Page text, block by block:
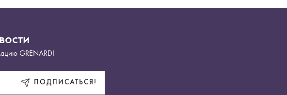
GRENARDI
ПОДПИСАТЬСЯ!